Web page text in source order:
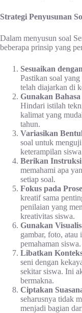
Strategi Penyusunan
Dalam menyusun soal
beberapa prinsip yang
Sesuaikan
Pastikan soal
telah diajarkan di
Gunakan
Hindari istilah
kalimat yang
tahun.
Variasikan
soal untuk
keterampilan
Berikan Instruksi
memahami apa
setiap soal.
Fokus pada
kreatif sama
penilaian yang
kreativitas siswa.
Gunakan
gambar, foto, atau
pemahaman siswa.
Libatkan
seni dengan
sekitar siswa. Ini
bermakna.
Ciptakan
seharusnya tidak
menjadi bagian